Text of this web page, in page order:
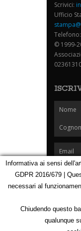
Scrivici:
Ufficio
© 1999-
Homepage
Informativa ai sensi
GDPR 2016/679 |
necessari al
Chiudendo questo
qualunque